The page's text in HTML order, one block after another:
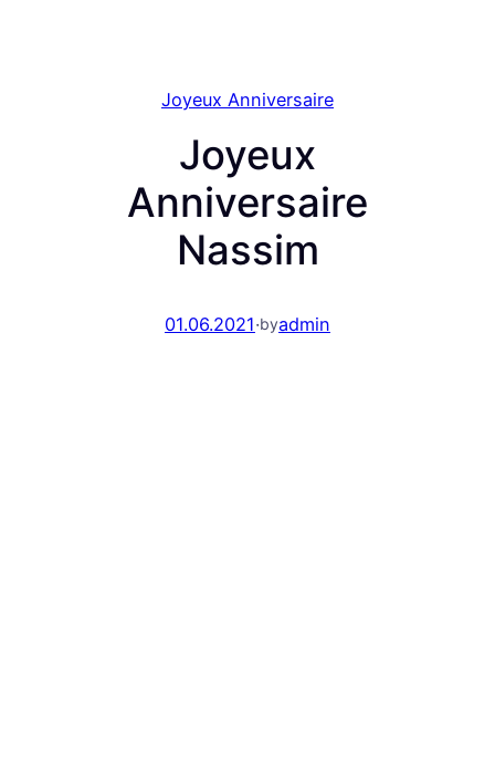
Joyeux Anniversaire
Joyeux
Anniversaire
Nassim
01.06.2021·byadmin